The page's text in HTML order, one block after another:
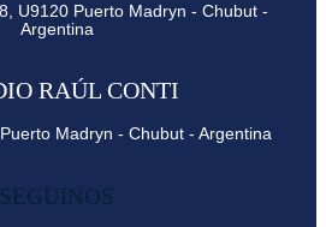
U9120 Puerto Madryn - Chubut -
Argentina
RAÚL CONTI
Madryn - Chubut - Argentina
SEGUINOS